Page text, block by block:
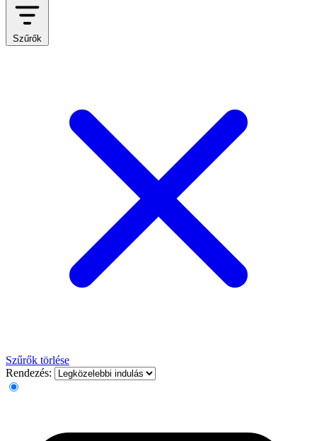
Szűrők
Szűrők törlése
Rendezés: